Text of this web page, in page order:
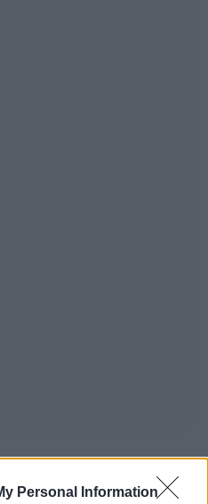
Personal Information